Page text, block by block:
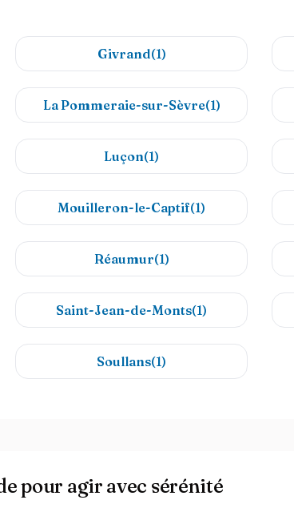
Givrand(1)
La Pommeraie-sur-Sèvre(1)
Luçon(1)
Mouilleron-le-Captif(1)
Réaumur(1)
Saint-Jean-de-Monts(1)
Soullans(1)
pour agir avec sérénité